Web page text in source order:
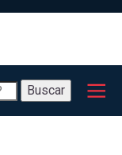
Buscar